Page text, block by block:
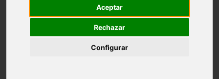
Aceptar
Rechazar
Configurar
abandono